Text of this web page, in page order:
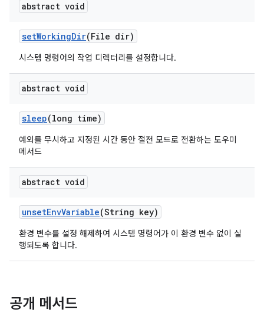
abstract void
setWorkingDir(File dir)
시스템 명령어의 작업 디렉터리를 설정합니다.
abstract void
sleep(long time)
예외를 무시하고 지정된 시간 동안 절전 모드로 전환하는 도우미
메서드
abstract void
unsetEnvVariable(String key)
환경 변수를 설정 해제하여 시스템 명령어가 이 환경 변수 없이 실
행되도록 합니다.
공개 메서드